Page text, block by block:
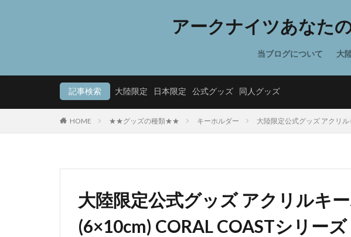
アークナイツあなた
当ブログについて 大
記事検索 大陸限定 日本限定 公式グッズ 同人グッズ
HOME ★★グッズの種類★★ キーホルダー 大陸限定公式グッズ アクリ
大陸限定公式グッズ アクリルキ
(6×10cm) CORAL COASTシリー